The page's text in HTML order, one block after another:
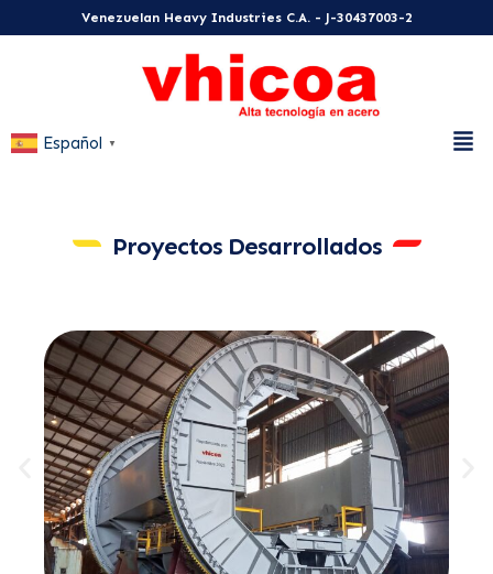
Venezuelan Heavy Industries C.A. - J-30437003-2
Español ▼
Proyectos Desarrollados